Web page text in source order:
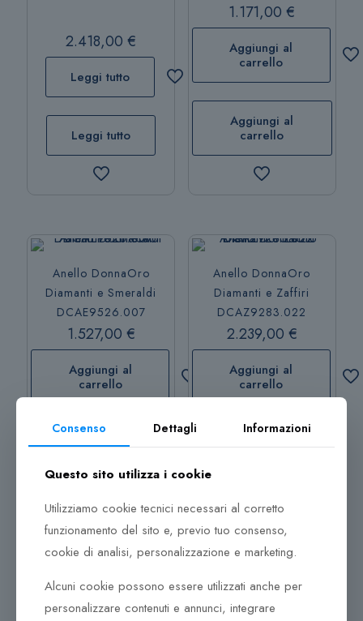
2.418,00€
Leggi tutto
Leggi tutto
1.171,00€
Aggiungi al
carrello
Aggiungi al
carrello
Anello DonnaOro
Diamanti e Smeraldi
DCAE9526.007
1.527,00 €
Aggiungi al
carrello
Aggiungi al
Anello DonnaOro
Diamanti e Zaffiri
DCAZ9283.022
2.239,00 €
Aggiungi al
carrello
Aggiungi al
Anello DonnaOro
Diamanti e Zaffiri
Anello DonnaOro Rubino
e Diamanti
Consenso Dettagli Informazioni
Questo sito utilizza i cookie
Utilizziamo cookie tecnici necessari al corretto
funzionamento del sito e, previo tuo consenso,
cookie di analisi, personalizzazione e marketing.
Alcuni cookie possono essere utilizzati anche per
personalizzare contenuti e annunci, integrare